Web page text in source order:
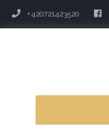
+420721423520